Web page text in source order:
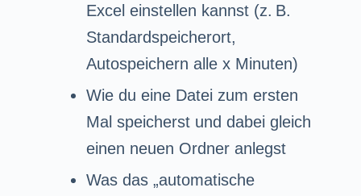
Excel einstellen kannst (z. B.
Standardspeicherort,
Autospeichern alle x Minuten)
Wie du eine Datei zum ersten
Mal speicherst und dabei gleich
einen neuen Ordner anlegst
Was das „automatische